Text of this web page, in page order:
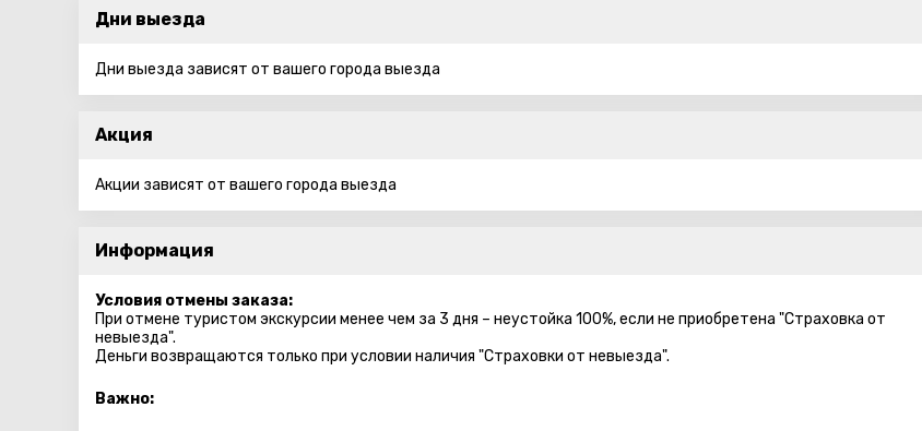
Дни выезда
Дни выезда зависят от вашего города выезда
Акция
Акции зависят от вашего города выезда
Информация
Условия отмены заказа:
При отмене туристом экскурсии менее чем за 3 дня – неустойка 100%, если не приобретена "Страховка от
невыезда".
Деньги возвращаются только при условии наличия "Страховки от невыезда".
Важно: